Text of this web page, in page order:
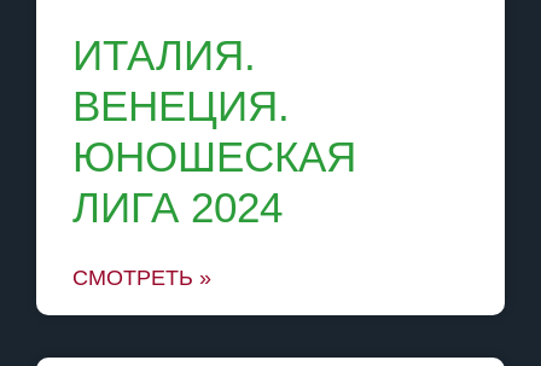
ИТАЛИЯ.
ВЕНЕЦИЯ.
ЮНОШЕСКАЯ
ЛИГА 2024
СМОТРЕТЬ »